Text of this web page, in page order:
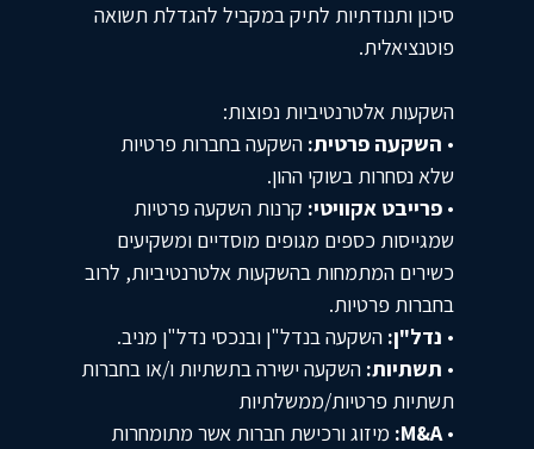
סיכון ותנודתיות לתיק במקביל להגדלת תשואה
פוטנציאלית.
השקעות אלטרנטיביות נפוצות:
• השקעה פרטית: השקעה בחברות פרטיות
שלא נסחרות בשוקי ההון.
•פרייבט אקוויטי: קרנות השקעה פרטיות
שמגייסות כספים מגופים מוסדיים ומשקיעים
כשירים המתמחות בהשקעות אלטרנטיביות, לרוב
בחברות פרטיות.
• נדל"ן: השקעה בנדל"ן ובנכסי נדל"ן מניב.
• תשתיות: השקעה ישירה בתשתיות ו/או בחברות
תשתיות פרטיות/ממשלתיות
•
M&A: מיזוג ורכישת חברות אשר מתומחרות